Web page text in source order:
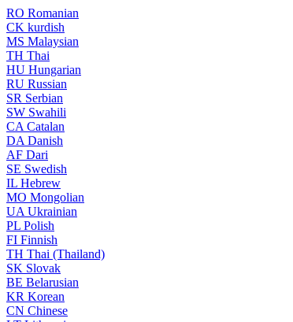
RO Romanian
CK kurdish
MS Malaysian
TH Thai
HU Hungarian
RU Russian
SR Serbian
SW Swahili
CA Catalan
DA Danish
AF Dari
SE Swedish
IL Hebrew
MO Mongolian
UA Ukrainian
PL Polish
FI Finnish
TH Thai (Thailand)
SK Slovak
BE Belarusian
KR Korean
CN Chinese